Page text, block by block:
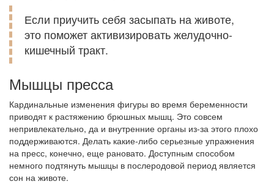
Если приучить себя засыпать на животе,
это поможет активизировать желудочно-
кишечный тракт.
Мышцы пресса
Кардинальные изменения фигуры во время беременности
приводят к растяжению брюшных мышц. Это совсем
непривлекательно, да и внутренние органы из-за этого плохо
поддерживаются. Делать какие-либо серьезные упражнения
на пресс, конечно, еще рановато. Доступным способом
немного подтянуть мышцы в послеродовой период является
сон на животе.